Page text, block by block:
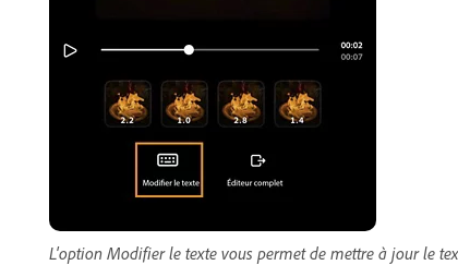
L'option Modifier le texte vous permet de mettre à jour le